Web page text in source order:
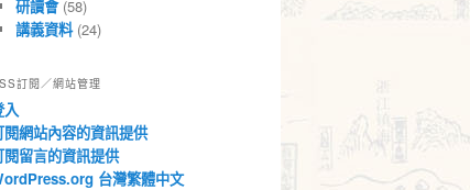
研讀會(58)
講義資料(24)
訂閱／網站管理
入
閱網站內容的資訊提供
閱留言的資訊提供
台灣繁體中文